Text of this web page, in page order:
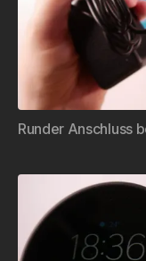
Runder Anschluss